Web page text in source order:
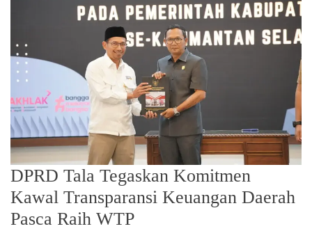
DPRD Tala Tegaskan Komitmen
Kawal Transparansi Keuangan Daerah
Pasca Raih WTP